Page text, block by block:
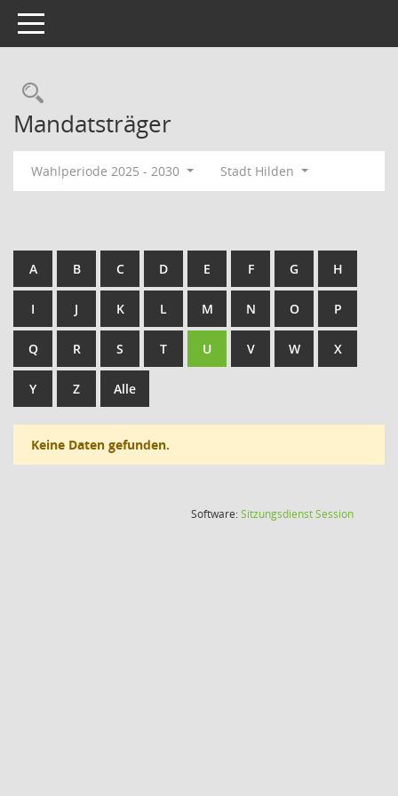
Toggle navigation
Rechercheauswahl
Mandatsträger
Wahlperiode 2025 - 2030 Stadt Hilden
A B C D E F G H
I J K L M N O P
Q R S T U V W X
Y Z Alle
Keine Daten gefunden.
Software:SitzungsdienstSession(Wird in